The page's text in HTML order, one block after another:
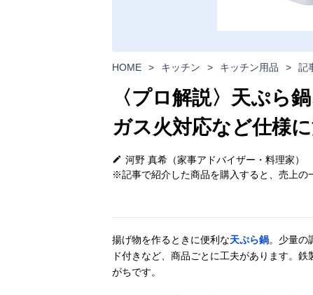
HOME > キッチン > キッチン用品 > 記
〈プロ解説〉天ぷら
ガス火対応など仕様に
河野 真希（家事アドバイザー・料理家）
※記事で紹介した商品を購入すると、売上の
揚げ物を作るときに便利な天ぷら鍋。少量の
ド付きなど、商品ごとに工夫があります。
がちです。